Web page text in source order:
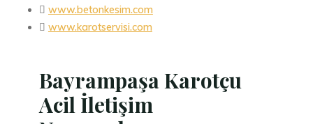
www.betonkesim.com
www.karotservisi.com
Bayrampaşa Karotçu
Acil İletişim